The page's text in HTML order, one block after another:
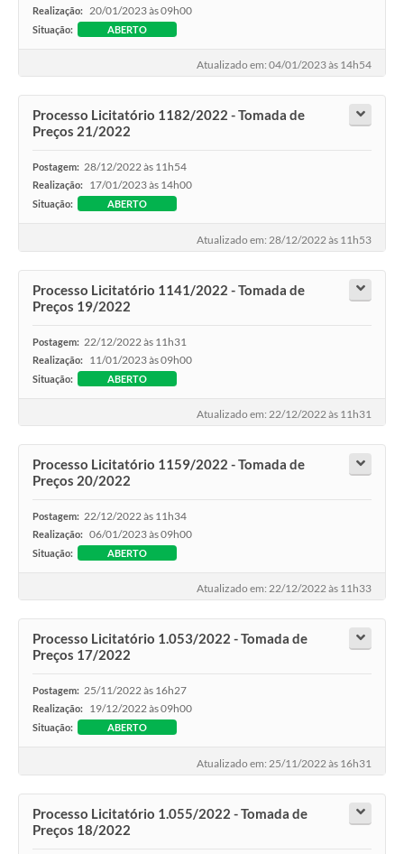
Realização: 20/01/2023 às 09h00
Situação: ABERTO
Atualizado em: 04/01/2023 às 14h54
Processo Licitatório 1182/2022 - Tomada de
Preços 21/2022
Postagem: 28/12/2022 às 11h54
Realização: 17/01/2023 às 14h00
Situação: ABERTO
Atualizado em: 28/12/2022 às 11h53
Processo Licitatório 1141/2022 - Tomada de
Preços 19/2022
Postagem: 22/12/2022 às 11h31
Realização: 11/01/2023 às 09h00
Situação: ABERTO
Atualizado em: 22/12/2022 às 11h31
Processo Licitatório 1159/2022 - Tomada de
Preços 20/2022
Postagem: 22/12/2022 às 11h34
Realização: 06/01/2023 às 09h00
Situação: ABERTO
Atualizado em: 22/12/2022 às 11h33
Processo Licitatório 1.053/2022 - Tomada de
Preços 17/2022
Postagem: 25/11/2022 às 16h27
Realização: 19/12/2022 às 09h00
Situação: ABERTO
Atualizado em: 25/11/2022 às 16h31
Processo Licitatório 1.055/2022 - Tomada de
Preços 18/2022